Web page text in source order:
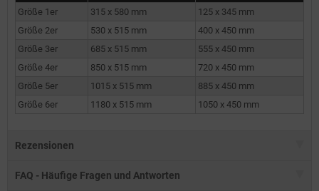
Größe 1er
315 x 580 mm
125 x 345 mm
Größe 2er
530 x 515 mm
400 x 450 mm
Größe 3er
685 x 515 mm
555 x 450 mm
Größe 4er
850 x 515 mm
720 x 450 mm
Größe 5er
1015 x 515 mm
885 x 450 mm
Größe 6er
1180 x 515 mm 1050 x 450 mm
Rezensionen
FAQ - Häufige Fragen und Antworten